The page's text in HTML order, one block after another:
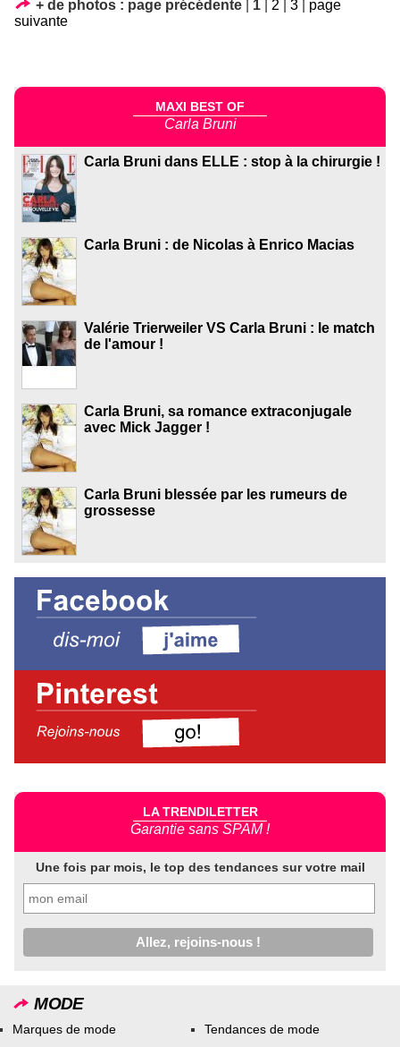
+ de photos : page précédente 1 2 3
page
suivante
MAXI BEST OF
Carla Bruni
Carla Bruni dans ELLE : stop à la chirurgie !
Carla Bruni : de Nicolas à Enrico Macias
Valérie Trierweiler VS Carla Bruni : le match
de l'amour !
Carla Bruni, sa romance extraconjugale
avec Mick Jagger !
Carla Bruni blessée par les rumeurs de
grossesse
LA TRENDILETTER
Garantie sans SPAM !
Une fois par mois, le top des tendances sur votre mail
MODE
Marques de mode Tendances de mode